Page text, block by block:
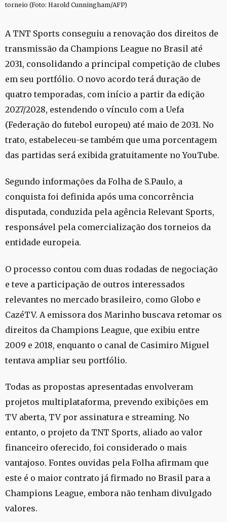
torneio (Foto: Harold Cunningham/AFP)
A TNT Sports conseguiu a renovação dos direitos de
transmissão da Champions League no Brasil até
2031, consolidando a principal competição de clubes
em seu portfólio. O novo acordo terá duração de
quatro temporadas, com início a partir da edição
2027/2028, estendendo o vínculo com a Uefa
(Federação do futebol europeu) até maio de 2031. No
trato, estabeleceu-se também que uma porcentagem
das partidas será exibida gratuitamente no YouTube.
Segundo informações da Folha de S.Paulo, a
conquista foi definida após uma concorrência
disputada, conduzida pela agência Relevant Sports,
responsável pela comercialização dos torneios da
entidade europeia.
O processo contou com duas rodadas de negociação
e teve a participação de outros interessados
relevantes no mercado brasileiro, como Globo e
CazéTV. A emissora dos Marinho buscava retomar os
direitos da Champions League, que exibiu entre
2009 e 2018, enquanto o canal de Casimiro Miguel
tentava ampliar seu portfólio.
Todas as propostas apresentadas envolveram
projetos multiplataforma, prevendo exibições em
TV aberta, TV por assinatura e streaming. No
entanto, o projeto da TNT Sports, aliado ao valor
financeiro oferecido, foi considerado o mais
vantajoso. Fontes ouvidas pela Folha afirmam que
este é o maior contrato já firmado no Brasil para a
Champions League, embora não tenham divulgado
valores.